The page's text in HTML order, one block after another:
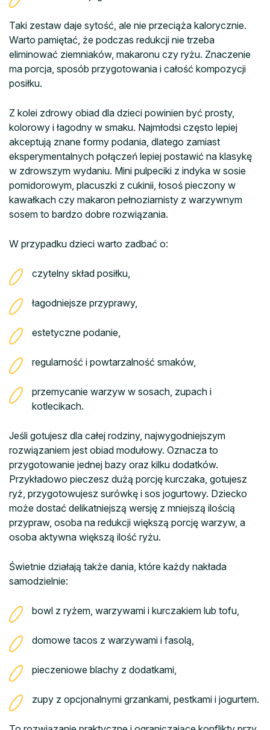
Taki zestaw daje sytość, ale nie przeciąża kalorycznie.
Warto pamiętać, że podczas redukcji nie trzeba
eliminować ziemniaków, makaronu czy ryżu. Znaczenie
ma porcja, sposób przygotowania i całość kompozycji
posiłku.
Z kolei zdrowy obiad dla dzieci powinien być prosty,
kolorowy i łagodny w smaku. Najmłodsi często lepiej
akceptują znane formy podania, dlatego zamiast
eksperymentalnych połączeń lepiej postawić na klasykę
w zdrowszym wydaniu. Mini pulpeciki z indyka w sosie
pomidorowym, placuszki z cukinii, łosoś pieczony w
kawałkach czy makaron pełnoziarnisty z warzywnym
sosem to bardzo dobre rozwiązania.
W przypadku dzieci warto zadbać o:
czytelny skład posiłku,
łagodniejsze przyprawy,
estetyczne podanie,
regularność i powtarzalność smaków,
przemycanie warzyw w sosach, zupach i
kotlecikach.
Jeśli gotujesz dla całej rodziny, najwygodniejszym
rozwiązaniem jest obiad modułowy. Oznacza to
przygotowanie jednej bazy oraz kilku dodatków.
Przykładowo pieczesz dużą porcję kurczaka, gotujesz
ryż, przygotowujesz surówkę i sos jogurtowy. Dziecko
może dostać delikatniejszą wersję z mniejszą ilością
przypraw, osoba na redukcji większą porcję warzyw, a
osoba aktywna większą ilość ryżu.
Świetnie działają także dania, które każdy nakłada
samodzielnie:
bowl z ryżem, warzywami i kurczakiem lub tofu,
domowe tacos z warzywami i fasolą,
pieczeniowe blachy z dodatkami,
zupy z opcjonalnymi grzankami, pestkami i jogurtem.